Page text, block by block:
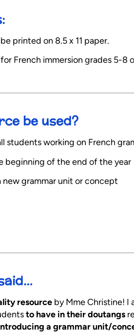
printed on 8.5 x 11 paper.
French immersion grades 5-8
be used?
students working on French
beginning of the end of the year
grammar unit or concept
resourceby Mme Christine! I
to have in their doutangs
a grammar unit/